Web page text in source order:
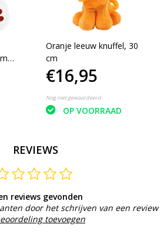
-
Oranje leeuw knuffel, 30
cm
€16,95
Nog niet gewaardeerd
OP VOORRAAD
REVIEWS
reviews gevonden
door het schrijven van een review
toevoegen